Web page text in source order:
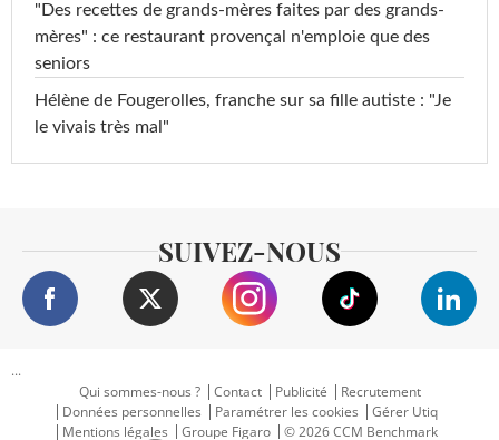
"Des recettes de grands-mères faites par des grands-
mères" : ce restaurant provençal n'emploie que des
seniors
Hélène de Fougerolles, franche sur sa fille autiste : "Je
le vivais très mal"
SUIVEZ-NOUS
...
Qui sommes-nous ?
Contact Publicité
Recrutement
Données personnelles
Paramétrer les cookies
Gérer Utiq
Mentions légales
Groupe Figaro © 2026 CCM Benchmark